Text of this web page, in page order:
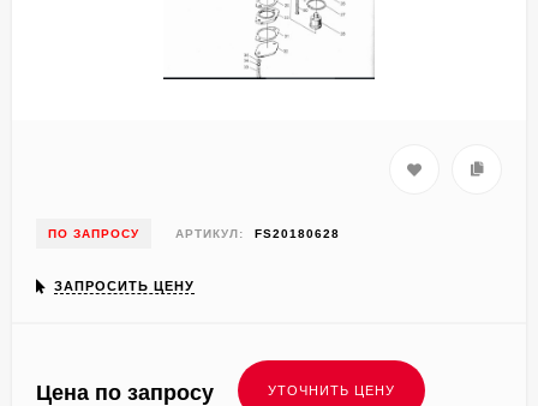
ПО ЗАПРОСУ АРТИКУЛ: FS20180628
ЗАПРОСИТЬ ЦЕНУ
Цена по запросу